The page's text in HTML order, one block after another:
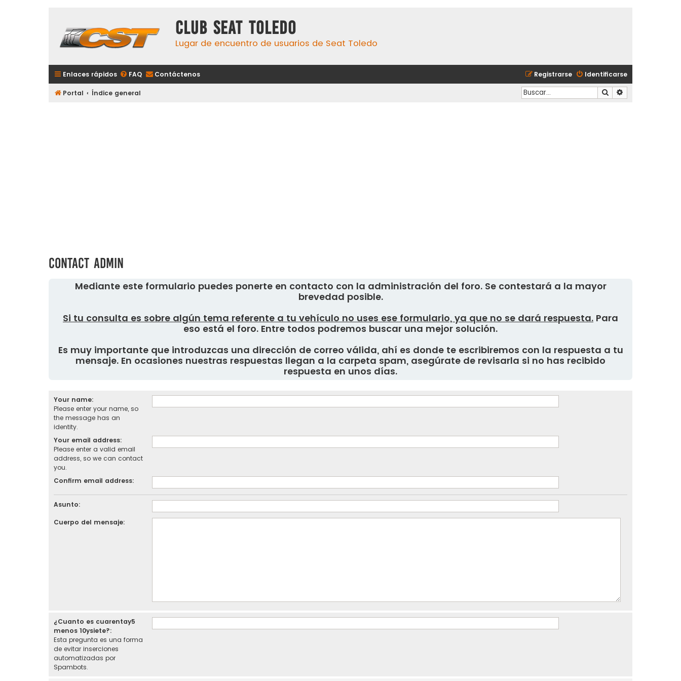
Club Seat Toledo
Lugar de encuentro de usuarios de Seat Toledo
Enlaces rápidos FAQ Contáctenos Identificarse
Registrarse
Portal Índice general Buscar
Contact Admin
Mediante este formulario puedes ponerte en contacto con la administración del foro. Se contestará a la mayor
brevedad posible.
Si tu consulta es sobre algún tema referente a tu vehículo no uses ese formulario, ya que no se dará respuesta. Para
eso está el foro. Entre todos podremos buscar una mejor solución.
Es muy importante que introduzcas una dirección de correo válida, ahí es donde te escribiremos con la respuesta a tu
mensaje. En ocasiones nuestras respuestas llegan a la carpeta spam, asegúrate de revisarla si no has recibido
respuesta en unos días.
Your name:
Please enter your name, so
the message has an
identity.
Your email address:
Please enter a valid email
address, so we can contact
you.
Confirm email address:
Asunto:
Cuerpo del mensaje:
¿Cuanto es cuarentay5
menos 10ysiete?:
Esta pregunta es una forma
de evitar inserciones
automatizadas por
Spambots.